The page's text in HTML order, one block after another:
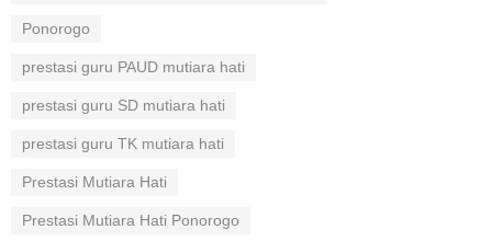
Ponorogo
prestasi guru PAUD mutiara hati
prestasi guru SD mutiara hati
prestasi guru TK mutiara hati
Prestasi Mutiara Hati
Prestasi Mutiara Hati Ponorogo